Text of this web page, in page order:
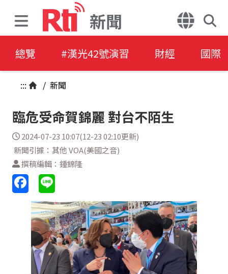
新聞
總覽 #漢光42號演習 財經 國際
::: / 新聞
臨危受命賀錦麗 對台不陌生
2024-07-23 10:07(12-23 02:10更新)
新聞引據：其他 VOA(美國之音)
撰稿編輯：鍾錦隆